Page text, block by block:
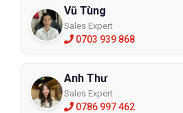
Vũ Tùng
Sales Expert
0703 939 868
Anh Thư
Sales Expert
0786 997 462